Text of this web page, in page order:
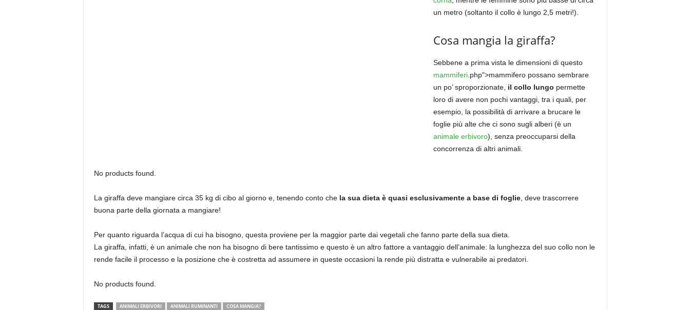
un metro (soltanto il collo è lungo 2,5 metri!).
Cosa mangia la giraffa?
Sebbene a prima vista le dimensioni di questo
mammiferi.php">mammifero possano sembrare
un po’ sproporzionate, il collo lungo permette
loro di avere non pochi vantaggi, tra i quali, per
esempio, la possibilità di arrivare a brucare le
foglie più alte che ci sono sugli alberi (è un
animale erbivoro), senza preoccuparsi della
concorrenza di altri animali.
No products found.
La giraffa deve mangiare circa 35 kg di cibo al giorno e, tenendo conto che la sua dieta è quasi esclusivamente a base di foglie, deve trascorrere
buona parte della giornata a mangiare!
Per quanto riguarda l’acqua di cui ha bisogno, questa proviene per la maggior parte dai vegetali che fanno parte della sua dieta.
La giraffa, infatti, è un animale che non ha bisogno di bere tantissimo e questo è un altro fattore a vantaggio dell’animale: la lunghezza del suo collo non le
rende facile il processo e la posizione che è costretta ad assumere in queste occasioni la rende più distratta e vulnerabile ai predatori.
No products found.
TAGS ANIMALI ERBIVORI ANIMALI RUMINANTI COSA MANGIA?